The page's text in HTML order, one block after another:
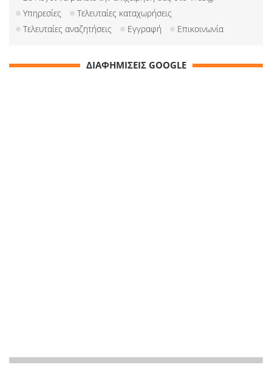
Υπηρεσίες
Τελευταίες καταχωρήσεις
Τελευταίες αναζητήσεις
Εγγραφή Επικοινωνία
ΔΙΑΦΗΜΙΣΕΙΣ GOOGLE